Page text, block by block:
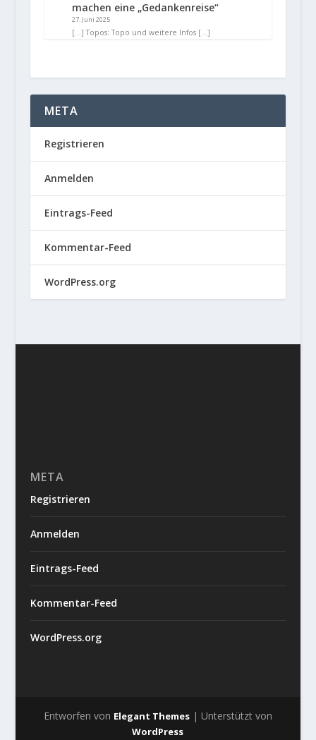
machen eine „Gedankenreise“
27. Juni 2025
[…] Topos: Topo und weitere Infos […]
META
Registrieren
Anmelden
Eintrags-Feed
Kommentar-Feed
WordPress.org
META
Registrieren
Anmelden
Eintrags-Feed
Kommentar-Feed
WordPress.org
Entworfen von Elegant Themes| Unterstützt von
WordPress